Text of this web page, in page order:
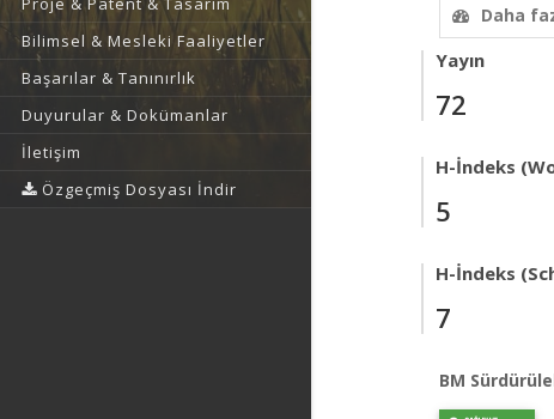
Bilimsel & Mesleki Faaliyetler
Başarılar & Tanınırlık
Duyurular & Dokümanlar
İletişim
Özgeçmiş Dosyası İndir
Daha
Yayın
72
H-İndeks
5
H-İndeks
7
BM